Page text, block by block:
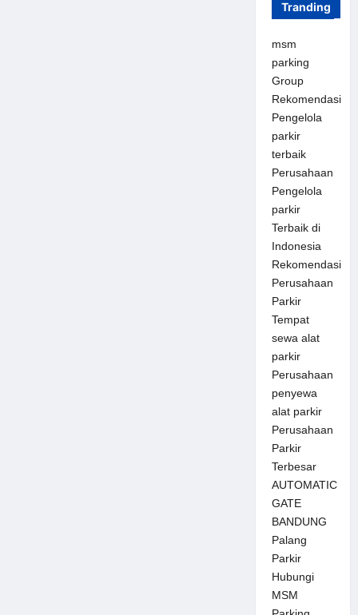
Tranding
msm
parking
Group
Rekomendasi
Pengelola
parkir
terbaik
Perusahaan
Pengelola
parkir
Terbaik di
Indonesia
Rekomendasi
Perusahaan
Parkir
Tempat
sewa alat
parkir
Perusahaan
penyewa
alat parkir
Perusahaan
Parkir
Terbesar
AUTOMATIC
GATE
BANDUNG
Palang
Parkir
Hubungi
MSM